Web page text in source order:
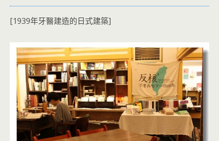
[1939年牙醫建造的日式建築]